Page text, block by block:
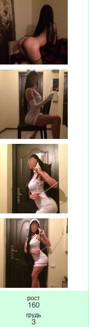
рост
160
грудь
3